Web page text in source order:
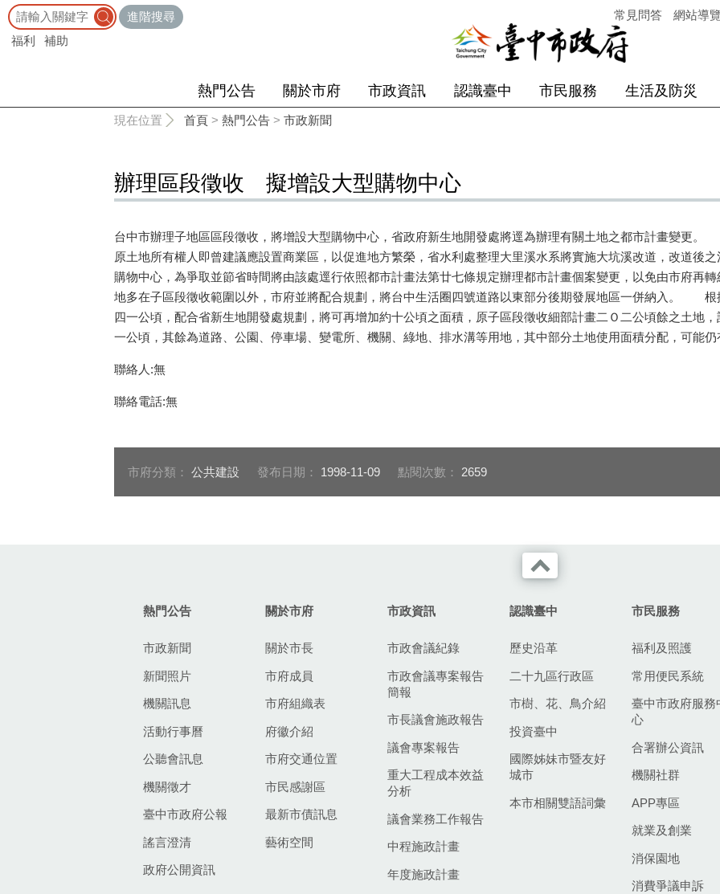
進階搜尋
福利
補助
常見問答 網站導
熱門公告 關於市府 市政資訊 認識臺中 市民服務 生活及防災
現在位置 首頁 > 熱門公告 > 市政新聞
辦理區段徵收 擬增設大型購物中心
台中市辦理子地區區段徵收，將增設大型購物中心，省政府新生地開發處將逕為辦理有關土地之都市計畫變更
原土地所有權人即曾建議應設置商業區，以促進地方繁榮，省水利處整理大里溪水系將實施大坑溪改道，改道後
購物中心，為爭取並節省時間將由該處逕行依照都市計畫法第廿七條規定辦理都市計畫個案變更，以免由市府
地多在子區段徵收範圍以外，市府並將配合規劃，將台中生活圈四號道路以東部分後期發展地區一併納入。 根
四一公頃，配合省新生地開發處規劃，將可再增加約十公頃之面積，原子區段徵收細部計畫二Ｏ二公頃餘之土地
一公頃，其餘為道路、公園、停車場、變電所、機關、綠地、排水溝等用地，其中部分土地使用面積分配，可能
聯絡人:無
聯絡電話:無
市府分類： 公共建設 發布日期： 1998-11-09 點閱次數： 2659
熱門公告
市政新聞
新聞照片
機關訊息
活動行事曆
公聽會訊息
機關徵才
臺中市政府公報
謠言澄清
政府公開資訊
關於市府
關於市長
市府成員
市府組織表
府徽介紹
市府交通位置
市民感謝區
最新市債訊息
藝術空間
市政資訊
市政會議紀錄
市政會議專案報告
簡報
市長議會施政報告
議會專案報告
重大工程成本效益
分析
議會業務工作報告
中程施政計畫
年度施政計畫
認識臺中
歷史沿革
二十九區行政區
市樹、花、鳥介紹
投資臺中
國際姊妹市暨友好
城市
本市相關雙語詞彙
市民服務
福利及照護
常用便民系統
臺中市政府服務
心
合署辦公資訊
機關社群
APP專區
就業及創業
消保園地
消費爭議申訴